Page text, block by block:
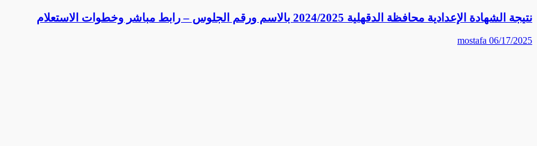
نتيجة الشهادة الإعدادية محافظة الدقهلية 2024/2025 بالاسم ورقم الجلوس – رابط مباشر وخطوات الاستعلام
mostafa 06/17/2025